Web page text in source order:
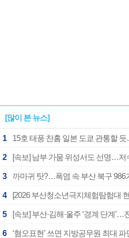
[많이 본 뉴스]
1 15호 태풍 찬홈 일본 도쿄 관통할
2 [속보] 남부 가뭄 위성서도 선명…저
3 까마귀 탓?…폭염 속 부산 북구 986
4
5 [속보] 부산·김해·울주 ‘경계 단계
6 ‘혐오표현’ 쓰면 지방공무원 최대 파